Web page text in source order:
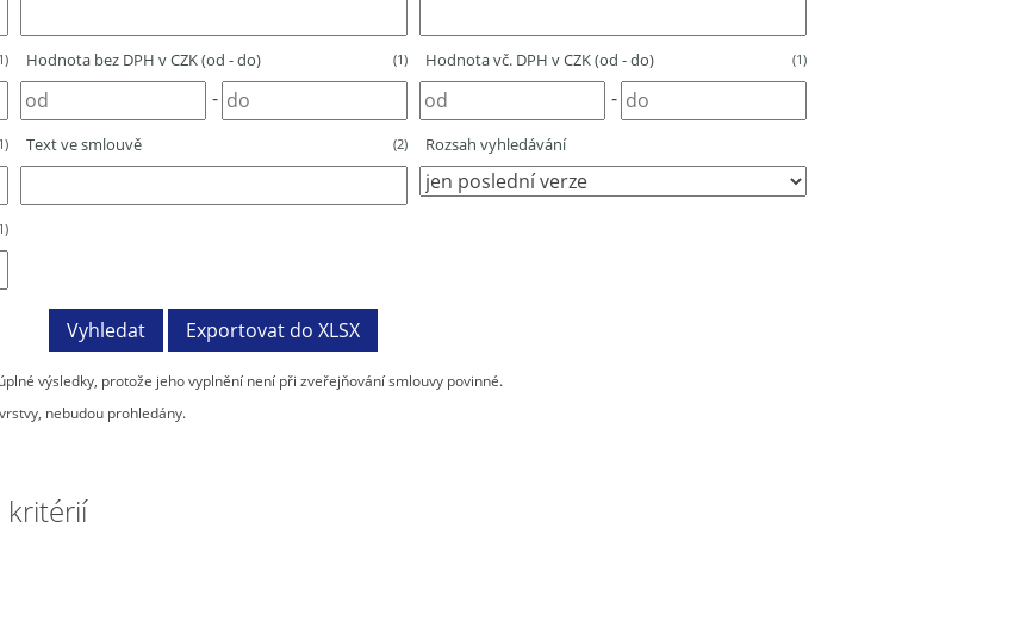
Hodnota bez DPH v CZK (od - do) (1)
-
Text ve smlouvě (2)
Hodnota vč. DPH v CZK (od - do) (1)
-
Rozsah vyhledávání
výsledky, protože jeho vyplnění není při zveřejňování smlouvy povinné.
nebudou prohledány.
kritérií